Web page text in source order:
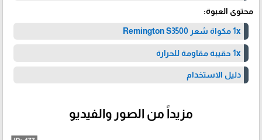
محتوى العبوة:
1x مكواة شعر Remington S3500
1x حقيبة مقاومة للحرارة
دليل الاستخدام
مزيداً من الصور والفيديو